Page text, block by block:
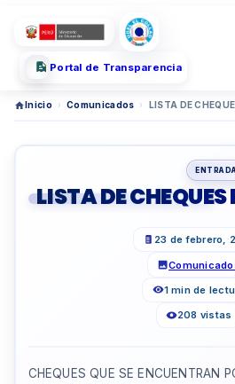
Portal de Transparencia
Inicio › Comunicados › LISTA DE
LISTA DE CHEQUES
23 de febrero,
1 min de
208 vistas
CHEQUES QUE SE ENCUENTRAN